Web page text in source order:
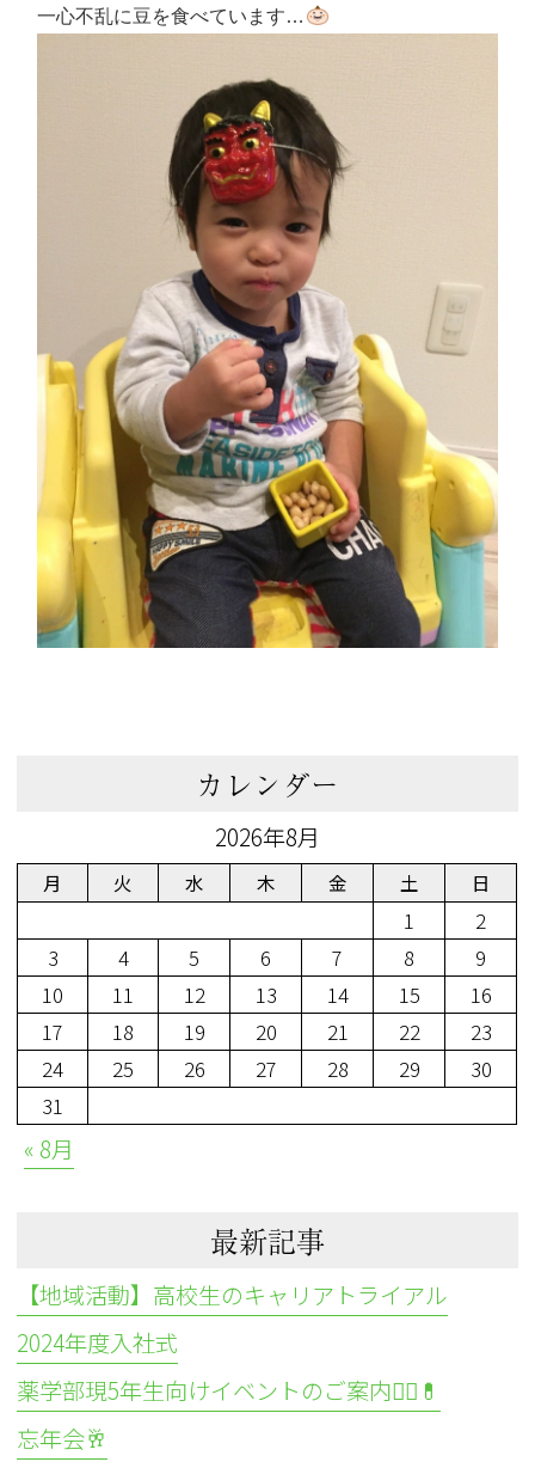
一心不乱に豆を食べています…
カレンダー
2026年8月
月 火 水 木 金 土 日
1
2
3
4 5 6 7 8
9
10
11 12 13 14 15
16
17
18 19 20 21 22
23
24
25 26 27 28 29
30
31
« 8月
最新記事
【地域活動】高校生のキャリアトライアル
2024年度入社式
薬学部現5年生向けイベントのご案内👩‍⚕️💊
忘年会🥂